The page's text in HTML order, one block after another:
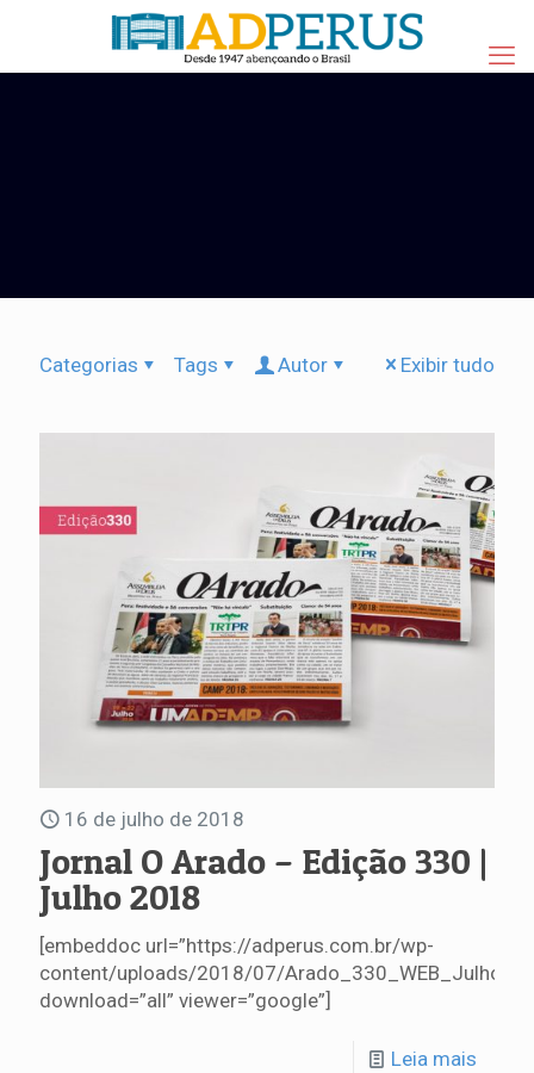
Categorias Tags Autor Exibir tudo
16 de julho de 2018
Jornal O Arado – Edição 330 |
Julho 2018
[embeddoc url=”https://adperus.com.br/wp-
content/uploads/2018/07/
download=”all” viewer=”google”]
Leia mais